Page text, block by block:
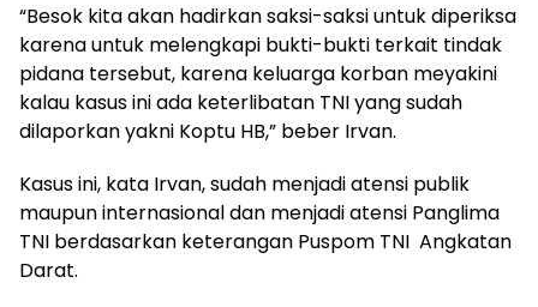
“Besok kita akan hadirkan saksi-saksi untuk diperiksa
karena untuk melengkapi bukti-bukti terkait tindak
pidana tersebut, karena keluarga korban meyakini
kalau kasus ini ada keterlibatan TNI yang sudah
dilaporkan yakni Koptu HB,” beber Irvan.
Kasus ini, kata Irvan, sudah menjadi atensi publik
maupun internasional dan menjadi atensi Panglima
TNI berdasarkan keterangan Puspom TNI Angkatan
Darat.